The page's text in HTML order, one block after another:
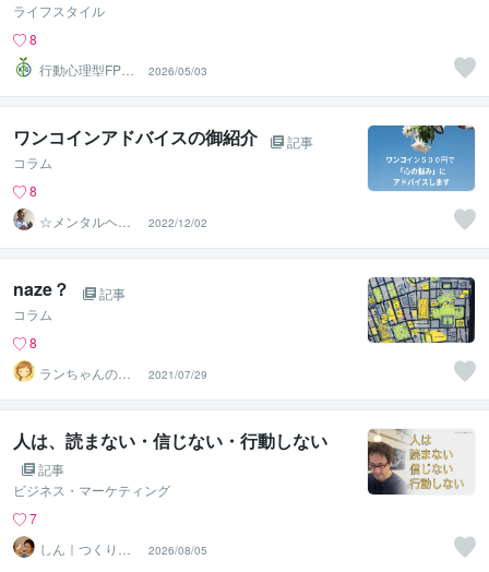
ライフスタイル
8
行動心理型FP＠
しょるだぁ
2026/05/03
ワンコインアドバイスの御紹介
記事
コラム
8
☆メンタルヘル
スナビゲーター
☆ 濵野功一
2022/12/02
naze？
記事
コラム
8
ランちゃんのマ
マ
2021/07/29
人は、読まない・信じない・行動しない
記事
ビジネス・マーケティング
7
しん｜つくり手
応援サポーター
2026/08/05